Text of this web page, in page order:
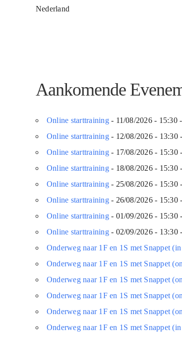
Nederland
Aankomende
Online starttraining- 11/08/2026 - 15:30
Online starttraining- 12/08/2026 - 13:30
Online starttraining- 17/08/2026 - 15:30
Online starttraining- 18/08/2026 - 15:30
Online starttraining- 25/08/2026 - 15:30
Online starttraining- 26/08/2026 - 15:30
Online starttraining- 01/09/2026 - 15:30
Online starttraining- 02/09/2026 - 13:30
Onderweg naar 1F en 1S met Snappet
Onderweg naar 1F en 1S met Snappet
Onderweg naar 1F en 1S met Snappet
Onderweg naar 1F en 1S met Snappet
Onderweg naar 1F en 1S met Snappet
Onderweg naar 1F en 1S met Snappet